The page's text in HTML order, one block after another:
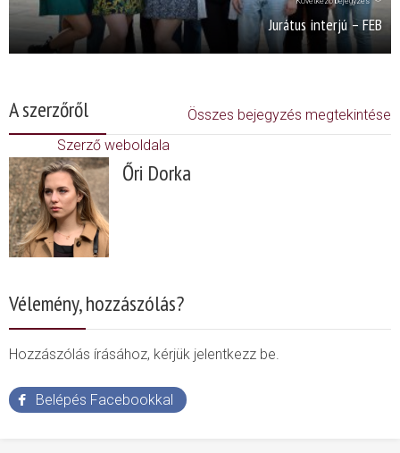
Jurátus interjú – FEB
A szerzőről
Összes bejegyzés megtekintése
Szerző weboldala
Őri Dorka
Vélemény, hozzászólás?
Hozzászólás írásához, kérjük jelentkezz be.
Belépés Facebookkal